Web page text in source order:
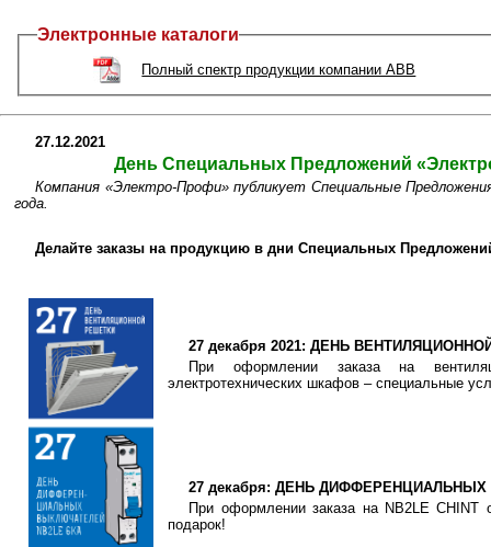
Электронные каталоги
Полный спектр продукции компании ABB
27.12.2021
День Специальных Предложений
Компания «Электро-Профи» публикует Специальные
года.
Делайте заказы на продукцию в дни Специальных
27 декабря 2021: ДЕНЬ
При оформлении заказа на
электротехнических шкафов – специальные
27 декабря: ДЕНЬ ДИФФЕРЕНЦИАЛЬНЫХ
При оформлении заказа на NB2LE CHINT
подарок!